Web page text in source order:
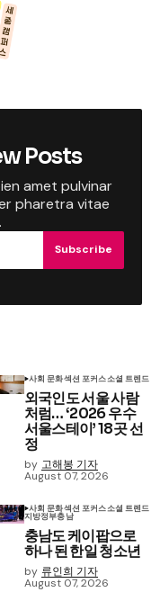
Posts
amet pulvinar
pharetra vitae
Subscribe
사회 문화섹션 포커스소셜 트렌드
외국인도 서울 사람
처럼… ‘2026 우수
서울스테이’ 18곳 선
정
by 고해봉 기자
August 07, 2026
사회 문화섹션 포커스소셜 트렌드
지방정부충남
충남도 케이팝으로
하나 된 한일 청소년
by 류인희 기자
August 07, 2026